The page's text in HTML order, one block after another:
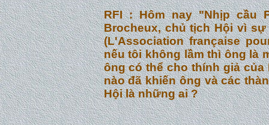
RFI: Hôm nay "Nhịp cầu
Brocheux, chủ tịch Hội vì
(L'Association française
nếu tôi không lầm thì ông là
ông có thể cho thính giả
nào đã khiến ông và các
Hội là những ai ?